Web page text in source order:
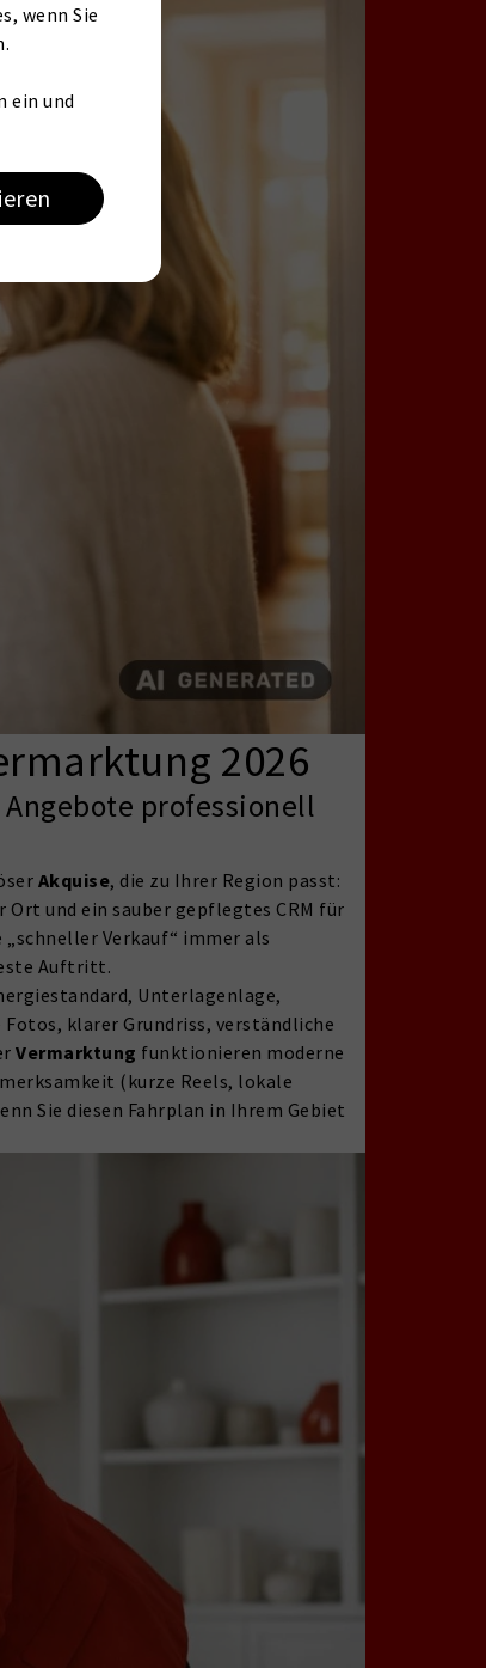
2026
professionell
Akquise, die zu Ihrer Region passt:
und ein sauber gepflegtes CRM für
Verkauf“ immer als
Auftritt.
Unterlagenlage,
klarer Grundriss, verständliche
Vermarktung funktionieren moderne
(kurze Reels, lokale
Sie diesen Fahrplan in Ihrem Gebiet
wenn Sie
ein und